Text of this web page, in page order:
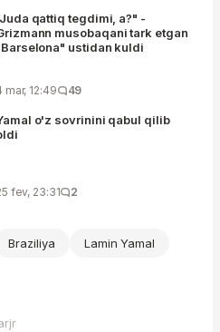
qattiq tegdimi, a?" -
musobaqani tark etgan
ustidan kuldi
mar, 12:49 49
o'z sovrinini qabul qilib
fev, 23:31 2
Braziliya Lamin Yamal